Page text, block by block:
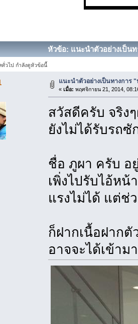
หัวข้อ: แนะนำตัวอย่างเป็น
วไป กำลังดูหัวข้อนี้
แนะนำตัวอย่างเป็นทางการ
« เมื่อ: พฤศจิกายน 21, 2014,
สวัสดีครับ จริง
ยังไม่ได้รับรถ
ชื่อ ภูผา ครับ อ
เพิ่งไปรับไอ้ห
แรงไม่ได้ แต่ช่
ก็ฝากเนื้อฝาก
อาจจะได้เข้าม